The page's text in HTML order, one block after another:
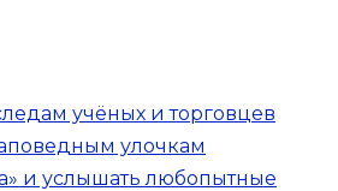
учёных и торговцев
улочкам
и услышать любопытные